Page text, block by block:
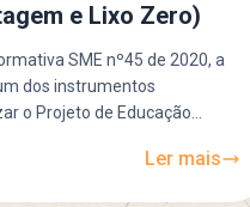
e Lixo Zero)
SME nº45 de 2020, a
dos instrumentos
o Projeto de Educação
Ler mais